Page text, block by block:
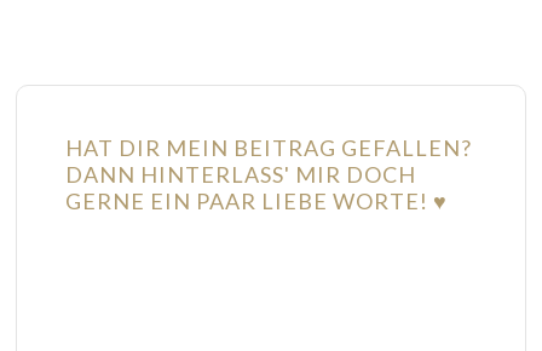
HAT DIR MEIN BEITRAG GEFALLEN?
DANN HINTERLASS' MIR DOCH
GERNE EIN PAAR LIEBE WORTE! ♥